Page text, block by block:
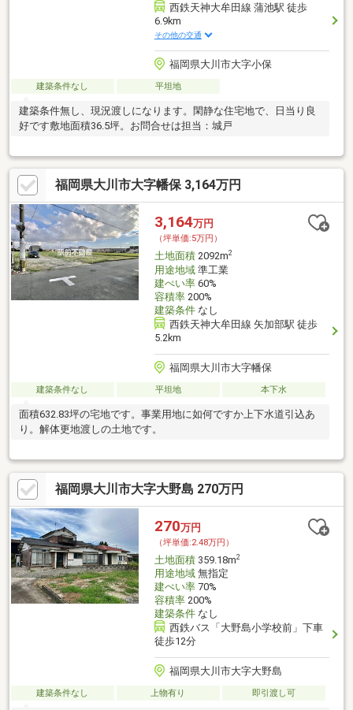
西鉄天神大牟田線 蒲池駅 徒歩
6.9km
その他の交通
福岡県大川市大字小保
建築条件なし 平坦地
建築条件無し、現況渡しになります。閑静な住宅地で、日当り良
好です敷地面積36.5坪。お問合せは担当：城戸
福岡県大川市大字幡保 3,164万円
3,164万円
（坪単価:5万円）
土地面積2092m2
用途地域準工業
建ぺい率60%
容積率200%
建築条件なし
西鉄天神大牟田線 矢加部駅 徒歩
5.2km
福岡県大川市大字幡保
建築条件なし 平坦地 本下水
面積632.83坪の宅地です。事業用地に如何ですか上下水道引込あ
り。解体更地渡しの土地です。
福岡県大川市大字大野島 270万円
270万円
（坪単価:2.48万円）
土地面積359.18m2
用途地域無指定
建ぺい率70%
容積率200%
建築条件なし
西鉄バス「大野島小学校前」下車
徒歩12分
福岡県大川市大字大野島
建築条件なし 上物有り 即引渡し可